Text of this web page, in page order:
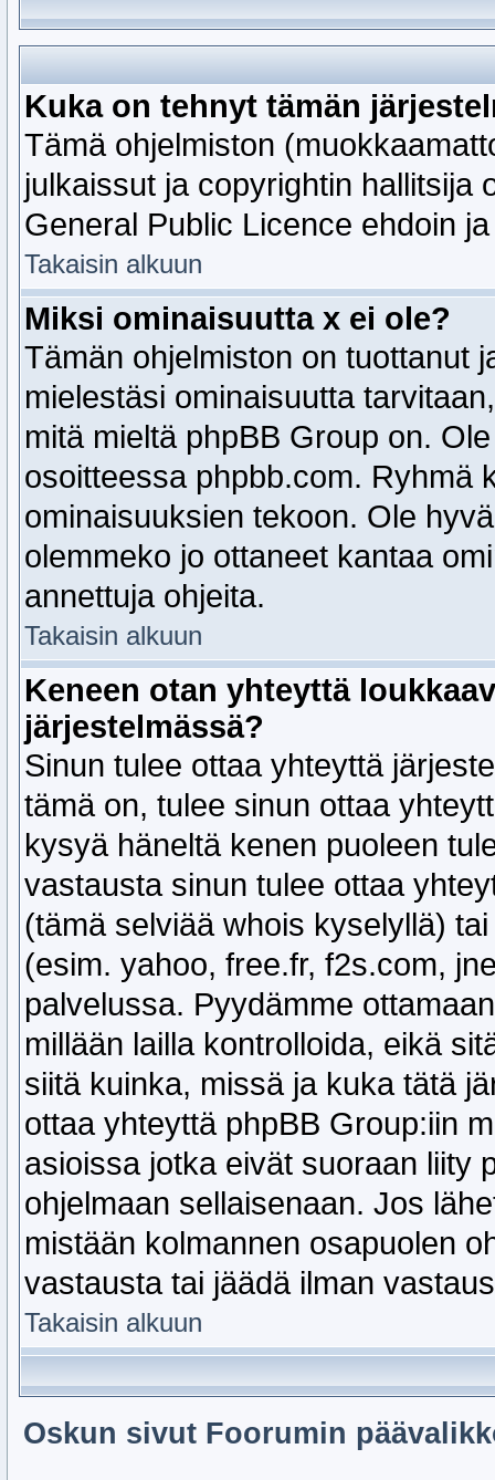
Kuka on tehnyt tämän
Tämä ohjelmiston
julkaissut ja copyrightin hallitsija
General Public Licence ehdoin
Takaisin alkuun
Miksi ominaisuutta x ei ole?
Tämän ohjelmiston on tuottanut
mielestäsi ominaisuutta
mitä mieltä phpBB Group on.
osoitteessa phpbb.com. Ryhmä
ominaisuuksien tekoon. Ole
olemmeko jo ottaneet kantaa
annettuja ohjeita.
Takaisin alkuun
Keneen otan yhteyttä
järjestelmässä?
Sinun tulee ottaa yhteyttä
tämä on, tulee sinun ottaa
kysyä häneltä kenen puoleen
vastausta sinun tulee ottaa
(tämä selviää whois kyselyllä)
(esim. yahoo, free.fr, f2s.com,
palvelussa. Pyydämme
millään lailla kontrolloida, eikä
siitä kuinka, missä ja kuka tätä
ottaa yhteyttä phpBB Group:iin
asioissa jotka eivät suoraan liity
ohjelmaan sellaisenaan. Jos
mistään kolmannen osapuolen
vastausta tai jäädä ilman
Takaisin alkuun
Oskun sivut Foorumin